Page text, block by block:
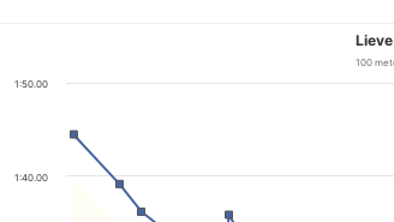
100
1:40.00
1:50.00